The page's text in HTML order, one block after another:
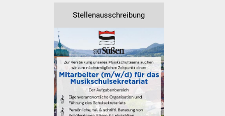
Kindergärten
Kolping-Musikschule
Volkshochschule
Soziale Einrichtungen
Stellenausschreibung